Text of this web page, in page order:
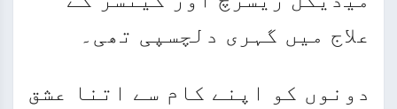
علاج میں گہری دلچسپی تھی۔
دونوں کو اپنے کام سے اتنا عشق